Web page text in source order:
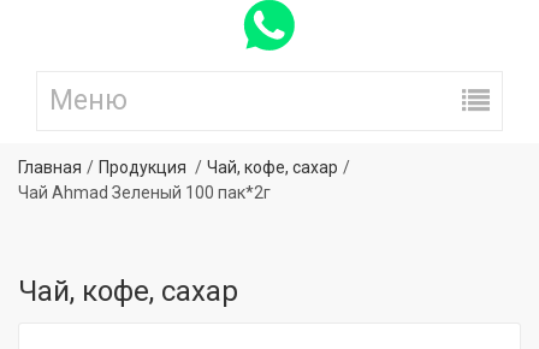
Главная Продукция
Чай, кофе, сахар
Чай Ahmad Зеленый 100 пак*2г
Чай, кофе, сахар